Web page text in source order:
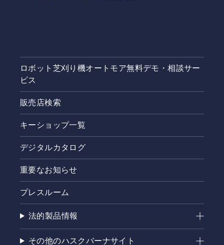
ロボット芝刈り機オートモア無料デモ・相談サー
ビス
販売店検索
キーショップ一覧
デジタルカタログ
重要なお知らせ
プレスルーム
法的製品情報
その他のハスクバーナサイト